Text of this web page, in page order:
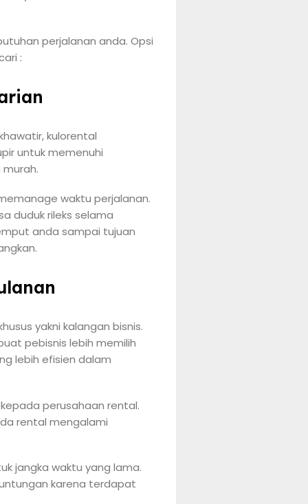
perjalanan anda. Opsi
:
kulorental
untuk memenuhi
waktu perjalanan.
duduk rileks selama
anda sampai tujuan
yakni kalangan bisnis.
pebisnis lebih memilih
lebih efisien dalam
perusahaan rental.
rental mengalami
jangka waktu yang lama.
karena terdapat